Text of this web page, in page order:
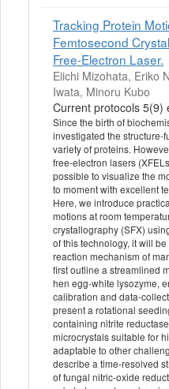
Tracking Protein
Femtosecond
Free-Electron Laser.
Eiichi Mizohata, Eriko
Iwata, Minoru Kubo
Current protocols 5(9)
Since the birth of
investigated the structure-
variety of proteins.
free-electron lasers
possible to visualize the
to moment with excellent
Here, we introduce
motions at room
crystallography (SFX)
of this technology, it will
reaction mechanism of
first outline a streamlined
hen egg-white lysozyme,
calibration and data-
present a rotational
containing nitrite
microcrystals suitable for
adaptable to other
describe a time-resolved
of fungal nitric-oxide